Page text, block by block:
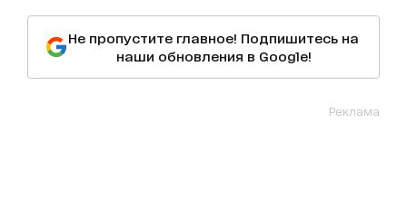
Не пропустите главное! Подпишитесь на
наши обновления в Google!
Реклама